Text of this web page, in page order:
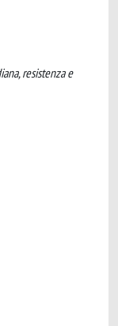
resistenza e